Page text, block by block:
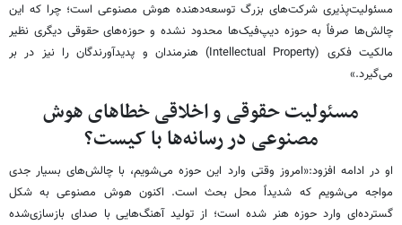
مسئولیت‌پذیری شرکت‌های بزرگ توسعه‌دهنده هوش مصنوعی است؛ چرا که این
چالش‌ها صرفاً به حوزه دیپ‌فیک‌ها محدود نشده و حوزه‌های حقوقی دیگری نظیر
مالکیت فکری (Intellectual Property) هنرمندان و پدیدآورندگان را نیز در بر
می‌گیرد.»
مسئولیت حقوقی و اخلاقی خطاهای هوش
مصنوعی در رسانه‌ها با کیست؟
او در ادامه افزود:«امروز وقتی وارد این حوزه می‌شویم، با چالش‌های بسیار جدی
مواجه می‌شویم که شدیداً محل بحث است. اکنون هوش مصنوعی به شکل
گسترده‌ای وارد حوزه هنر شده است؛ از تولید آهنگ‌هایی با صدای بازسازی‌شده